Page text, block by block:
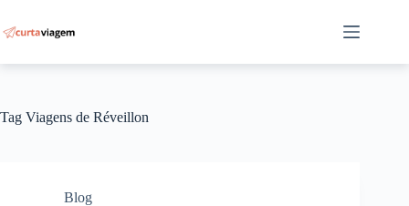
para
o
Tag Viagens de Réveillon
Blog